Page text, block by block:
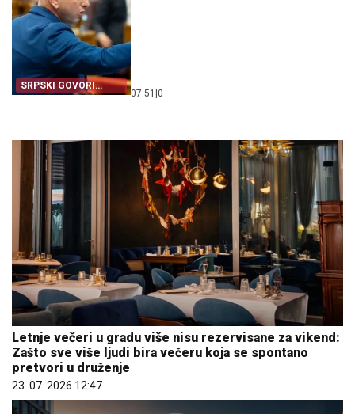
SRPSKI GOVORI
VEĆINA
07:51 0
Letnje večeri u gradu više nisu rezervisane za vikend:
Zašto sve više ljudi bira večeru koja se spontano
pretvori u druženje
23. 07. 2026 12:47